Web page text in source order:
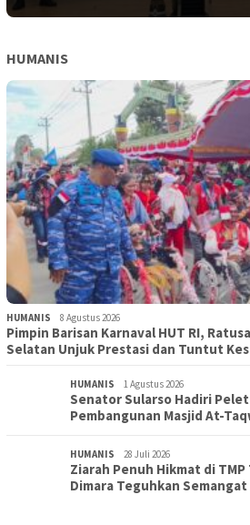
HUMANIS
HUMANIS 8 Agustus 2026
Pimpin Barisan Karnaval HUT RI,
Selatan Unjuk Prestasi dan Tuntut
HUMANIS 1 Agustus 2026
Senator Sularso Hadiri
Pembangunan Masjid At-
HUMANIS 28 Juli 2026
Ziarah Penuh Hikmat di
Dimara Teguhkan